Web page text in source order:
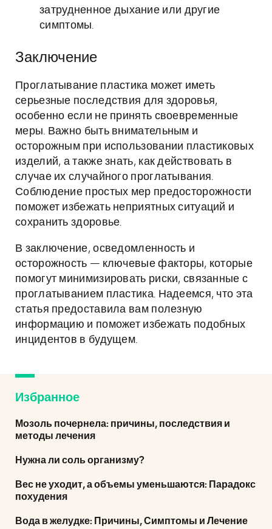
затрудненное дыхание или другие
симптомы.
Заключение
Проглатывание пластика может иметь
серьезные последствия для здоровья,
особенно если не принять своевременные
меры. Важно быть внимательным и
осторожным при использовании пластиковых
изделий, а также знать, как действовать в
случае их случайного проглатывания.
Соблюдение простых мер предосторожности
поможет избежать неприятных ситуаций и
сохранить здоровье.
В заключение, осведомленность и
осторожность — ключевые факторы, которые
помогут минимизировать риски, связанные с
проглатыванием пластика. Надеемся, что эта
статья предоставила вам полезную
информацию и поможет избежать подобных
инцидентов в будущем.
Избранное
Мозоль почернела: причины, последствия и
методы лечения
Нужна ли соль организму?
Вес не уходит, а объемы уменьшаются: Парадокс
похудения
Вода в желудке: Причины, Симптомы и Лечение